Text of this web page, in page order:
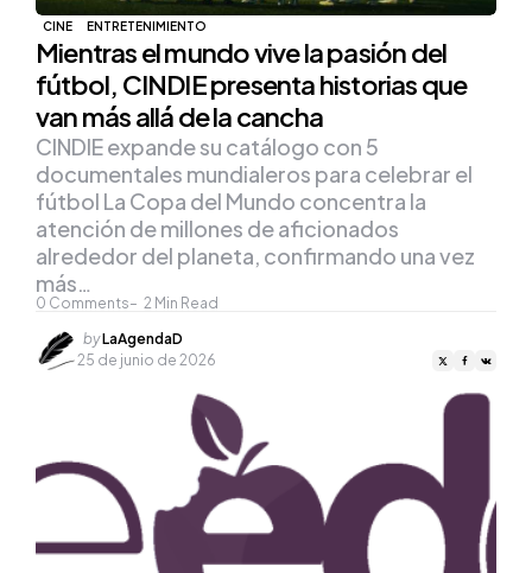
CINE ENTRETENIMIENTO
Mientras el mundo vive la pasión del
fútbol, CINDIE presenta historias que
van más allá de la cancha
0 Comments 2 Min Read
CINDIE expande su catálogo con 5
documentales mundialeros para celebrar el
fútbol La Copa del Mundo concentra la
atención de millones de aficionados
alrededor del planeta, confirmando una vez
más…
Posted
by
byLaAgendaD
25 de junio de 2026